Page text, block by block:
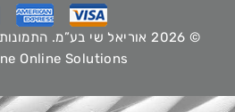
© 2026 אוריאל שי בע”מ. התמונות באתר להמחשה בלבד.
Online Solutions